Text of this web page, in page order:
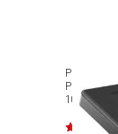
Pin sạc dự
10000mAh